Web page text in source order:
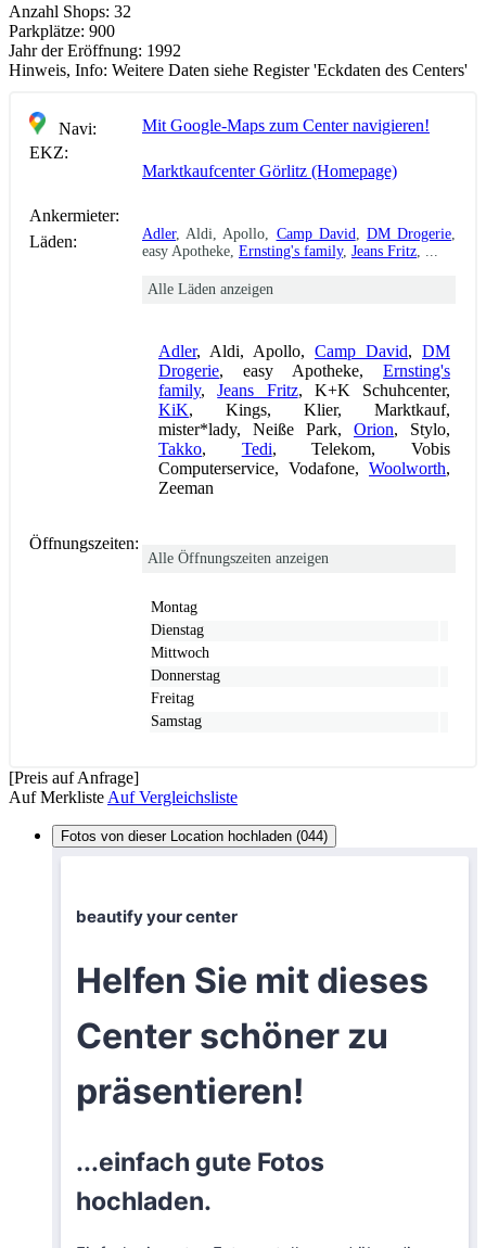
Anzahl Shops: 32
Parkplätze: 900
Jahr der Eröffnung: 1992
Hinweis, Info: Weitere Daten siehe Register 'Eckdaten des Centers'
Navi:
Mit Google-Maps zum Center navigieren!
EKZ:
Marktkaufcenter Görlitz (Homepage)
Ankermieter:
Läden:
Adler, Aldi, Apollo, Camp David DM Drogerie
easy Apotheke, Ernsting's family, Jeans Fritz
Alle Läden anzeigen
Adler, Aldi, Apollo, Camp David, DM
Drogerie, easy Apotheke, Ernsting's
family,Jeans Fritz, K+K Schuhcenter,
KiK, Kings, Klier, Marktkauf,
mister*lady, Neiße Park, Orion, Stylo,
Takko, Tedi, Telekom, Vobis
Computerservice, Vodafone, Woolworth,
Zeeman
Öffnungszeiten:
Alle Öffnungszeiten anzeigen
Montag
Dienstag
Mittwoch
Donnerstag
Freitag
Samstag
[Preis auf Anfrage]
Auf Merkliste Auf Vergleichsliste
Fotos von dieser Location hochladen (044)